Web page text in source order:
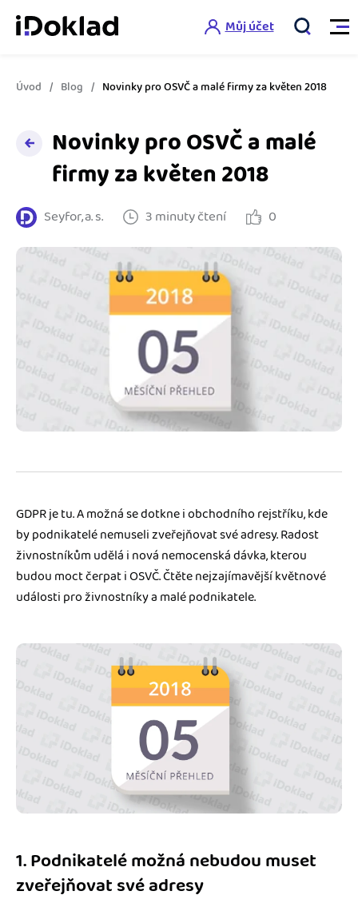
Online fakturace
Správa kontaktů
Hlídání cashflow
Spolupráce s účetní
Výkazy pro úřady
Propojení na další systémy
Spřátelené účetní
Katalog doplňků
Ceník
Nápověda
Jak začít s iDokladem
Jak začít podnikat
Jak se vyznat ve fakturaci
Fakturační poradna
Šablony faktur
Šablona pro plátce DPH
Šablona pro neplátce DPH
Registrovat ZDARMA
Můj účet
Úvod Blog Novinky pro OSVČ a malé firmy za květen 2018
Novinky pro OSVČ a malé
firmy za květen 2018
Seyfor, a. s. 3 minuty čtení 0
GDPR je tu. A možná se dotkne i obchodního rejstříku, kde
by podnikatelé nemuseli zveřejňovat své adresy. Radost
živnostníkům udělá i nová nemocenská dávka, kterou
budou moct čerpat i OSVČ. Čtěte nejzajímavější květnové
události pro živnostníky a malé podnikatele.
1. Podnikatelé možná nebudou muset
zveřejňovat své adresy